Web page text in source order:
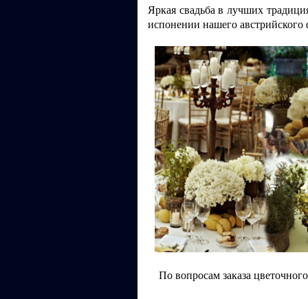
Яркая свадьба в лучших
испонении нашего австрийского
По вопросам заказа